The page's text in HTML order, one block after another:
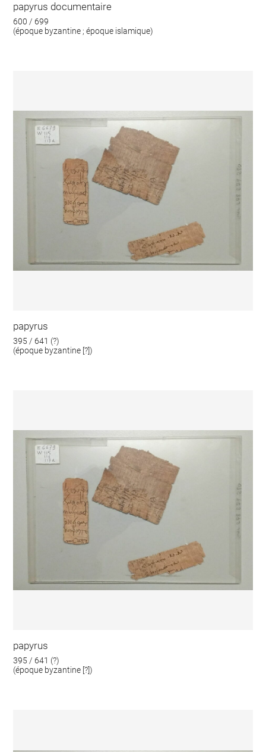
papyrus documentaire
600 / 699
(époque byzantine ; époque islamique)
papyrus
395 / 641 (?)
(époque byzantine [?])
papyrus
395 / 641 (?)
(époque byzantine [?])